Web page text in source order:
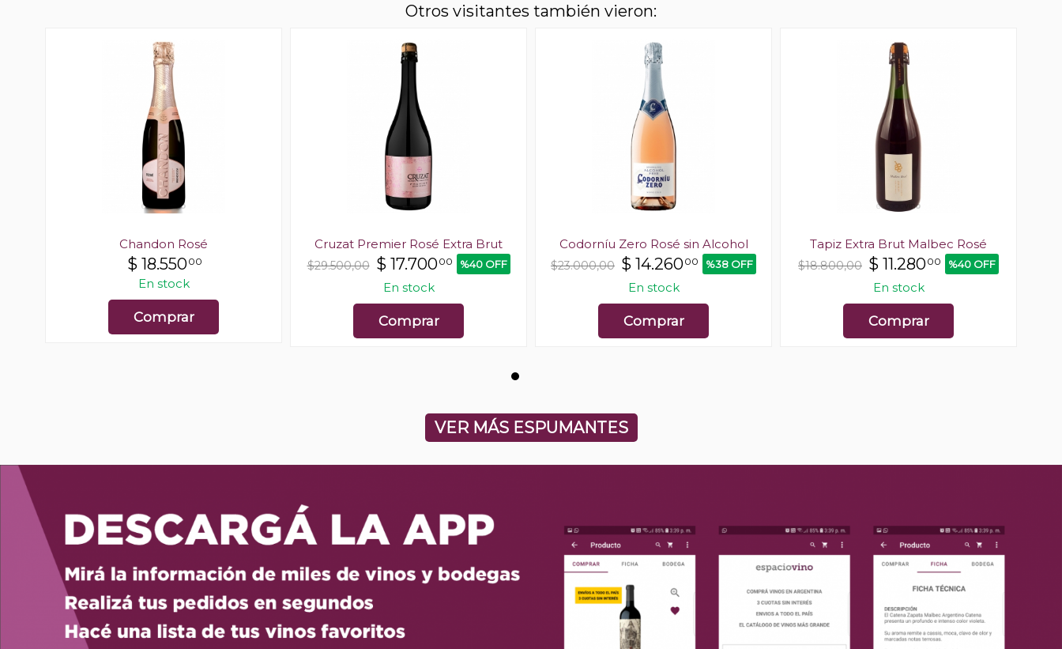
Otros visitantes también vieron:
Chandon Rosé
$ 18.55000
En stock
Comprar
Cruzat Premier Rosé Extra Brut
$29.500,00 $ 17.70000 %40 OFF
En stock
Comprar
Codorníu Zero Rosé sin Alcohol
$23.000,00 $ 14.26000 %38 OFF
En stock
Comprar
Tapiz Extra Brut Malbec Rosé
$18.800,00 $ 11.28000 %40 OFF
En stock
Comprar
VER MÁS ESPUMANTES